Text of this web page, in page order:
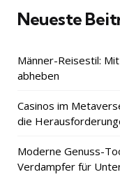
Neueste
Männer-Reisestil:
abheben
Casinos im
die
Moderne Genuss-
Verdampfer für